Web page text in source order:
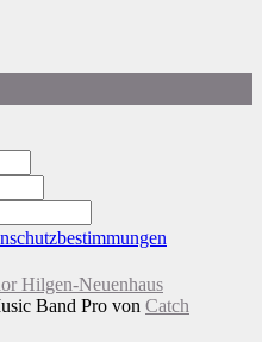
Hilgen-Neuenhaus
Band Pro von Catch